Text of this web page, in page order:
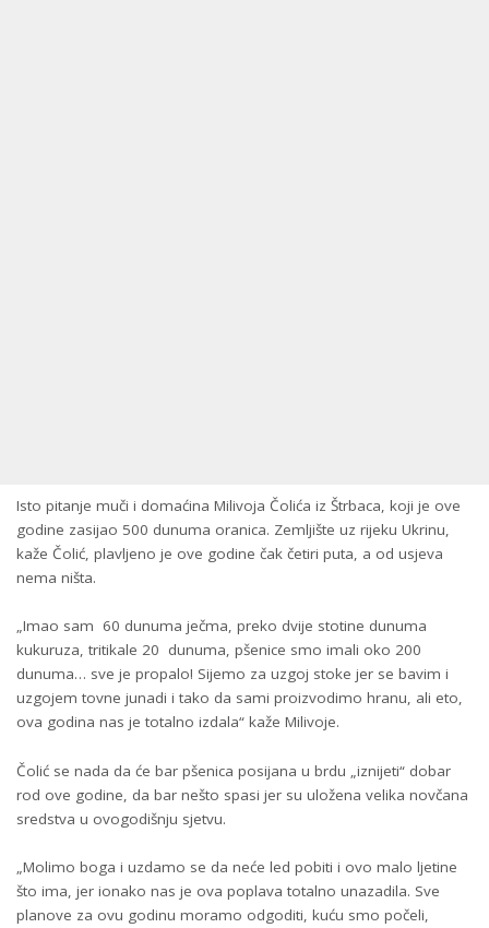
Isto pitanje muči i domaćina Milivoja Čolića iz Štrbaca, koji je ove
godine zasijao 500 dunuma oranica. Zemljište uz rijeku Ukrinu,
kaže Čolić, plavljeno je ove godine čak četiri puta, a od usjeva
nema ništa.
„Imao sam 60 dunuma ječma, preko dvije stotine dunuma
kukuruza, tritikale 20 dunuma, pšenice smo imali oko 200
dunuma… sve je propalo! Sijemo za uzgoj stoke jer se bavim i
uzgojem tovne junadi i tako da sami proizvodimo hranu, ali eto,
ova godina nas je totalno izdala“ kaže Milivoje.
Čolić se nada da će bar pšenica posijana u brdu „iznijeti“ dobar
rod ove godine, da bar nešto spasi jer su uložena velika novčana
sredstva u ovogodišnju sjetvu.
„Molimo boga i uzdamo se da neće led pobiti i ovo malo ljetine
što ima, jer ionako nas je ova poplava totalno unazadila. Sve
planove za ovu godinu moramo odgoditi, kuću smo počeli,